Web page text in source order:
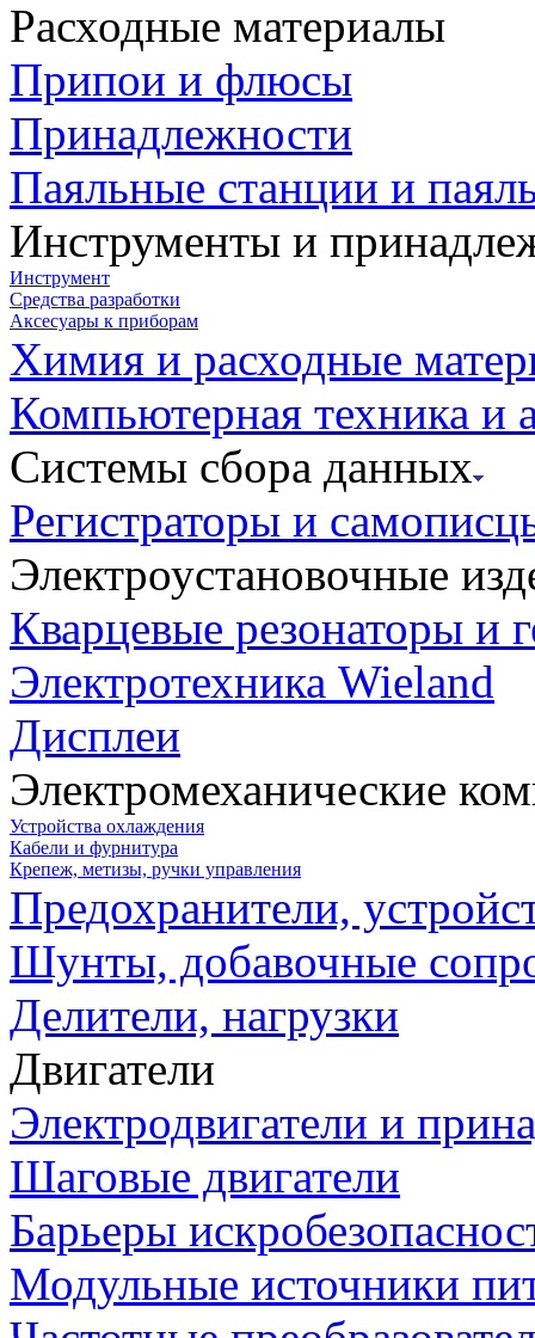
Расходные материалы
Припои и флюсы
Принадлежности
Паяльные станции и
Инструменты и
Инструмент
Средства разработки
Аксесуары к приборам
Химия и расходные
Компьютерная техника и
Системы сбора данных
Регистраторы и
Электроустановочные
Кварцевые резонаторы и
Электротехника Wieland
Дисплеи
Электромеханические
Устройства охлаждения
Кабели и фурнитура
Крепеж, метизы, ручки управления
Предохранители,
Шунты, добавочные
Делители, нагрузки
Двигатели
Электродвигатели и
Шаговые двигатели
Барьеры
Модульные источники